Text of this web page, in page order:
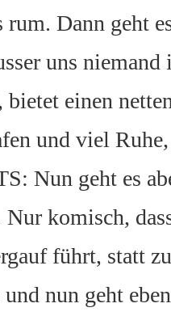
rum. Dann geht
uns
bietet einen
und viel
Nun geht es
Nur komisch,
führt, statt
nun geht